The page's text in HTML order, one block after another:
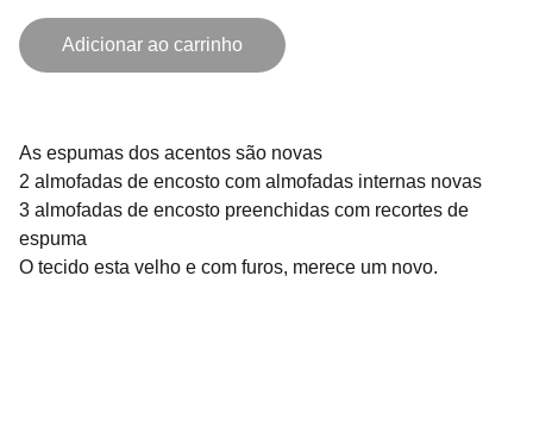
Adicionar ao carrinho
As espumas dos acentos são novas
2 almofadas de encosto com almofadas internas novas
3 almofadas de encosto preenchidas com recortes de
espuma
O tecido esta velho e com furos, merece um novo.